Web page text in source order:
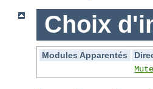
Choix
Modules Apparentés